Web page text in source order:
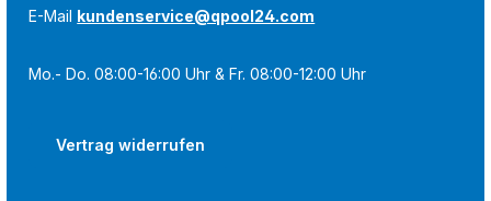
E-Mail kundenservice@qpool24.com
Mo.- Do. 08:00-16:00 Uhr & Fr. 08:00-12:00 Uhr
Vertrag widerrufen